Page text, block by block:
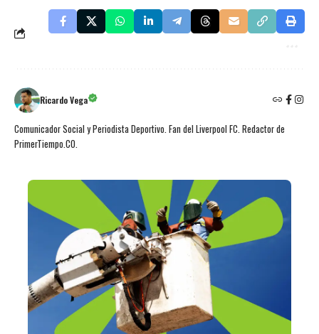
Ricardo Vega
Comunicador Social y Periodista Deportivo. Fan del Liverpool FC. Redactor de
PrimerTiempo.CO.